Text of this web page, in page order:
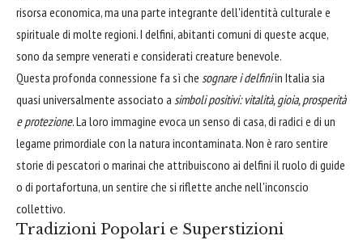
risorsa economica, ma una parte integrante dell'identità culturale e
spirituale di molte regioni. I delfini, abitanti comuni di queste acque,
sono da sempre venerati e considerati creature benevole.
Questa profonda connessione fa sì che sognare i delfiniin Italia sia
quasi universalmente associato a simboli positivi: vitalità, gioia, prosperità
e protezione. La loro immagine evoca un senso di casa, di radici e di un
legame primordiale con la natura incontaminata. Non è raro sentire
storie di pescatori o marinai che attribuiscono ai delfini il ruolo di guide
o di portafortuna, un sentire che si riflette anche nell'inconscio
collettivo.
Tradizioni Popolari e Superstizioni